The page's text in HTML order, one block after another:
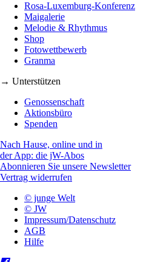
Rosa-Luxemburg-Konferenz
Maigalerie
Melodie & Rhythmus
Shop
Fotowettbewerb
Granma
→ Unterstützen
Genossenschaft
Aktionsbüro
Spenden
Nach Hause, online und in
der App: die jW-Abos
Abonnieren Sie unsere Newsletter
Vertrag widerrufen
© junge Welt
© JW
Impressum/Datenschutz
AGB
Hilfe